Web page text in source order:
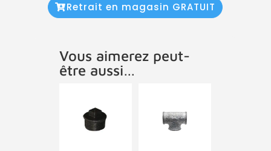
Retrait en magasin GRATUIT
Vous aimerez peut-
être aussi…